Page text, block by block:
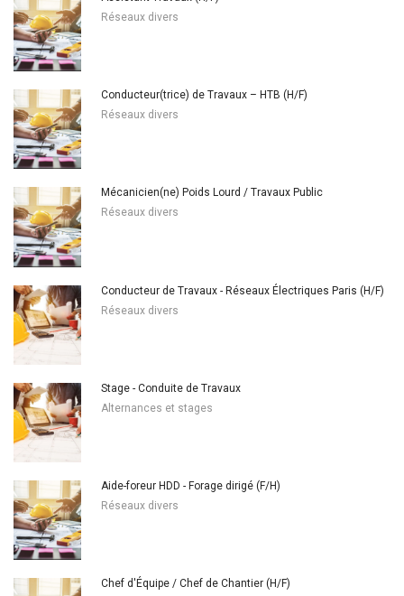
Réseaux divers
Conducteur(trice) de Travaux – HTB (H/F)
Réseaux divers
Mécanicien(ne) Poids Lourd / Travaux Public
Réseaux divers
Conducteur de Travaux - Réseaux Électriques Paris (H/F)
Réseaux divers
Stage - Conduite de Travaux
Alternances et stages
Aide-foreur HDD - Forage dirigé (F/H)
Réseaux divers
Chef d'Équipe / Chef de Chantier (H/F)